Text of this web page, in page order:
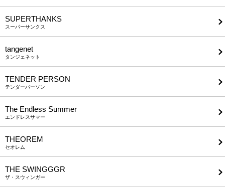
SUPERTHANKS
スーパーサンクス
tangenet
タンジェネット
TENDER PERSON
テンダーパーソン
The Endless Summer
エンドレスサマー
THEOREM
セオレム
THE SWINGGGR
ザ・スウィンガー